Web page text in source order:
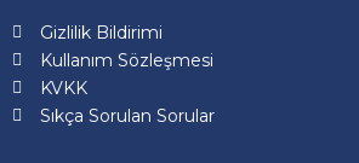
Gizlilik Bildirimi
Kullanım Sözleşmesi
KVKK
Sıkça Sorulan Sorular